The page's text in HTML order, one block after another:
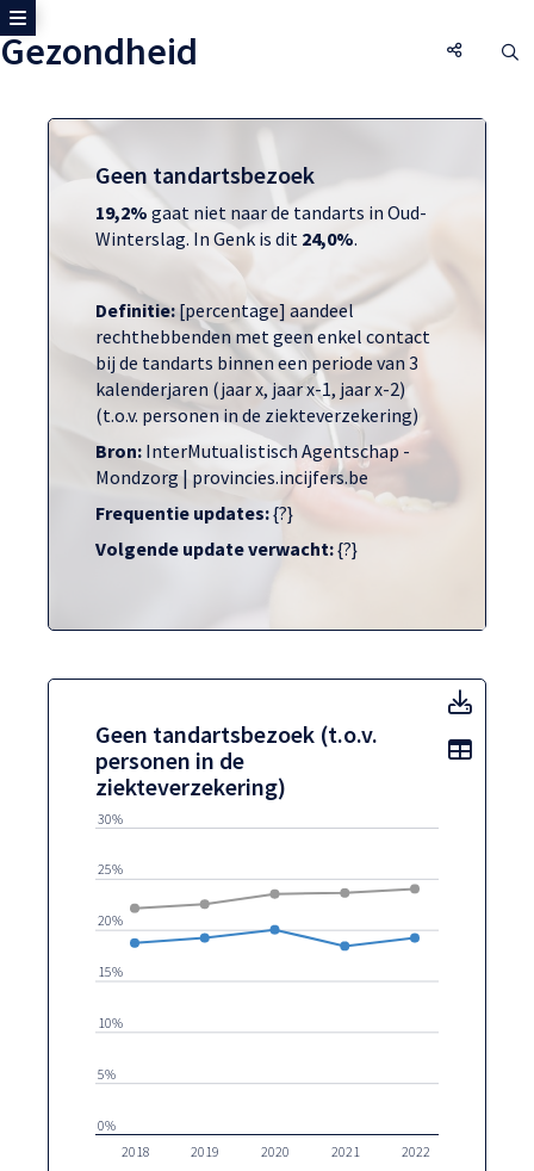
Gezondheid
Toon zijmenu
Geen tandartsbezoek
19,2% gaat niet naar de tandarts in Oud-
Winterslag. In Genk is dit 24,0%.
Definitie: [percentage] aandeel
rechthebbenden met geen enkel contact
bij de tandarts binnen een periode van 3
kalenderjaren (jaar x, jaar x-1, jaar x-2)
(t.o.v. personen in de ziekteverzekering)
Bron: InterMutualistisch Agentschap -
Mondzorg | provincies.incijfers.be
Frequentie updates:{?}
Volgende update verwacht:{?}
Geen tandartsbezoek (t.o.v.
personen in de
ziekteverzekering)
2018 2019 2020 2021 2022
0%
5%
10%
15%
20%
25%
30%
Geen
Toon